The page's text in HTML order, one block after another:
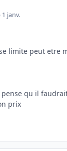
1 janv.
limite peut etre
pense qu il
prix